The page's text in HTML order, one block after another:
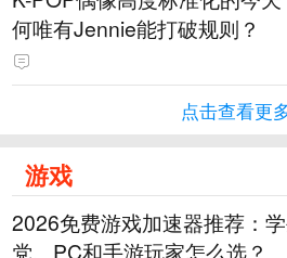
何唯有Jennie能打破规则？
点击查看更
游戏
2026免费游戏加速器推荐：
党、PC和手游玩家怎么选？